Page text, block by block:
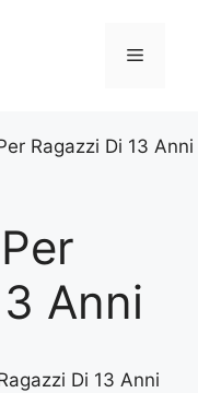
Menu
Ragazzi Di 13 Anni
Anni
Di 13 Anni